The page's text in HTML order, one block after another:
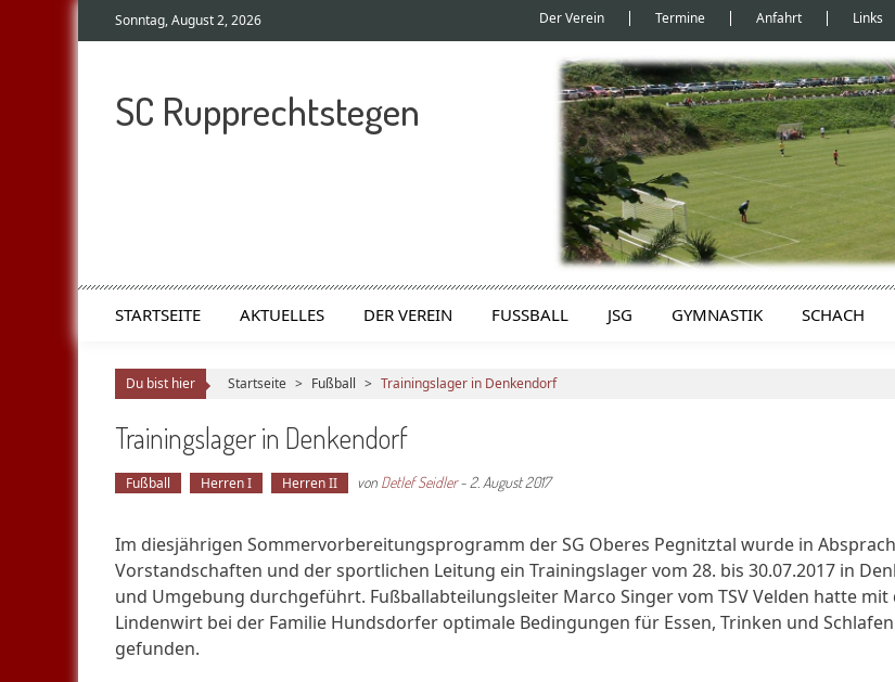
Sonntag, August 2, 2026 Der Verein Termine Anfahrt Links
SC Rupprechtstegen
STARTSEITE AKTUELLES DER VEREIN FUSSBALL JSG GYMNASTIK SCHACH
Du bist hier Startseite > Fußball > Trainingslager in Denkendorf
Trainingslager in Denkendorf
Fußball Herren I Herren II von Detlef Seidler-2. August 2017
Im diesjährigen Sommervorbereitungsprogramm der SG Oberes Pegnitztal wurde in
Vorstandschaften und der sportlichen Leitung ein Trainingslager vom 28. bis 30.07.2017 in
und Umgebung durchgeführt. Fußballabteilungsleiter Marco Singer vom TSV Velden hatte mit
Lindenwirt bei der Familie Hundsdorfer optimale Bedingungen für Essen, Trinken und Schlafen
gefunden.